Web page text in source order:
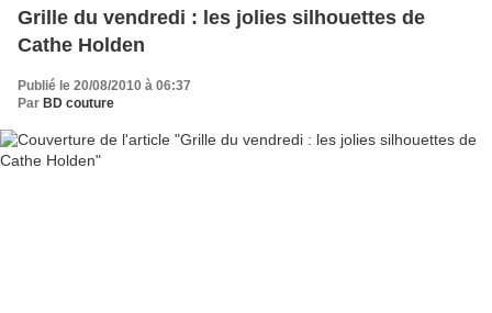
Grille du vendredi : les jolies silhouettes de
Cathe Holden
Publié le 20/08/2010 à 06:37
Par BD couture